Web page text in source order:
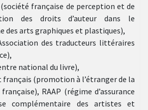
(société française de perception et de
des droits d’auteur dans le
des arts graphiques et plastiques),
des traducteurs littéraires
national du livre),
(promotion à l’étranger de la
RAAP (régime d’assurance
complémentaire des artistes et